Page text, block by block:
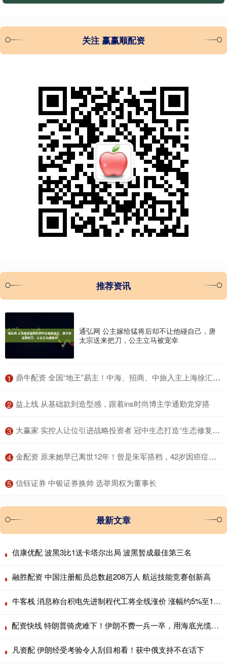
关注 赢赢顺配资
推荐资讯
通弘网 公主嫁给猛将后却不让他碰自己，唐
太宗送来把刀，公主立马被宠幸
1 ​鼎牛配资 全国“地王”易主！中海、招商、中旅入主上海徐汇滨江地块
2 ​益上线 从基础款到造型感，跟着ins时尚博主学通勤党穿搭
3 ​大赢家 实控人让位引进战略投资者 冠中生态打造“生态修复+财税数智化”双主业
4 ​金配资 原来她早已离世12年！曾是朱军搭档，42岁因癌症病故一生奉献事业
5 ​信钰证券 中银证券换帅 选举周权为董事长
最新文章
信康优配 波黑3比1送卡塔尔出局 波黑暂成最佳第三名
融胜配资 中国注册船员总数超208万人 航运技能竞赛创新高
牛客栈 消息称台积电先进制程代工将全线涨价 涨幅约5%至10%
配资快线 特朗普骑虎难下！伊朗不费一兵一卒，用海底光缆逼美国让步 2026年4
凡资配 伊朗经受考验令人刮目相看！获中俄支持不在话下